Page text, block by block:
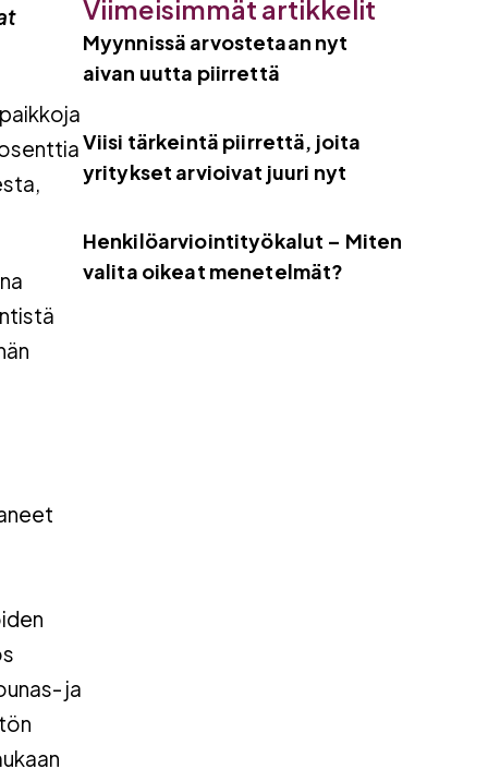
ja
Viimeisimmät artikkelit
Myynnissä arvostetaan nyt
aivan uutta piirrettä
Viisi tärkeintä piirrettä, joita
yritykset arvioivat juuri nyt
Henkilöarviointityökalut – Miten
valita oikeat menetelmät?